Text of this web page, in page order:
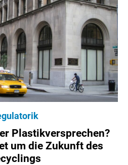
Plastikversprechen?
um die Zukunft des